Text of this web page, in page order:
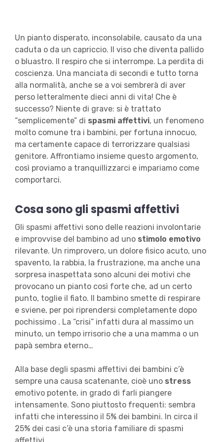
Un pianto disperato, inconsolabile, causato da una
caduta o da un capriccio. Il viso che diventa pallido
o bluastro. Il respiro che si interrompe. La perdita di
coscienza. Una manciata di secondi e tutto torna
alla normalità, anche se a voi sembrerà di aver
perso letteralmente dieci anni di vita! Che è
successo? Niente di grave: si è trattato
“semplicemente” di spasmi affettivi, un fenomeno
molto comune tra i bambini, per fortuna innocuo,
ma certamente capace di terrorizzare qualsiasi
genitore. Affrontiamo insieme questo argomento,
così proviamo a tranquillizzarci e impariamo come
comportarci.
Cosa sono gli spasmi affettivi
Gli spasmi affettivi sono delle reazioni involontarie
e improvvise del bambino ad uno stimolo emotivo
rilevante. Un rimprovero, un dolore fisico acuto, uno
spavento, la rabbia, la frustrazione, ma anche una
sorpresa inaspettata sono alcuni dei motivi che
provocano un pianto così forte che, ad un certo
punto, toglie il fiato. Il bambino smette di respirare
e sviene, per poi riprendersi completamente dopo
pochissimo . La “crisi” infatti dura al massimo un
minuto, un tempo irrisorio che a una mamma o un
papà sembra eterno…
Alla base degli spasmi affettivi dei bambini c’è
sempre una causa scatenante, cioè uno stress
emotivo potente, in grado di farli piangere
intensamente. Sono piuttosto frequenti: sembra
infatti che interessino il 5% dei bambini. In circa il
25% dei casi c’è una storia familiare di spasmi